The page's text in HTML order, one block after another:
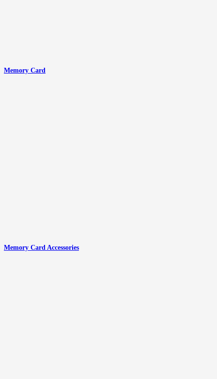
Memory Card
Memory Card Accessories